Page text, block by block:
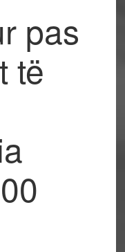
pas
të